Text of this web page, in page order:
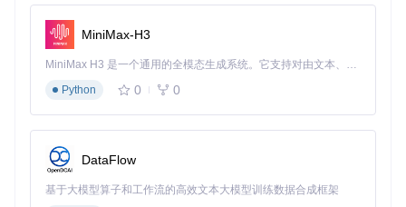
MiniMax-H3
MiniMax H3 是一个通用的全模态生成系统。它支持对由文本、图像、视频和音频组成的多模态上下文进行统一理解，并能生成分辨率高达 2K、时长可达 15 秒的带原生立体声音频的视频。得益于面向任务泛化的系统设计，H3 在预训练阶段就已具备广泛的多模态上下文理解与生成能力，能够出色地执行复杂的多模态指令。
Python
0 0
DataFlow
基于大模型算子和工作流的高效文本大模型训练数据合成框架